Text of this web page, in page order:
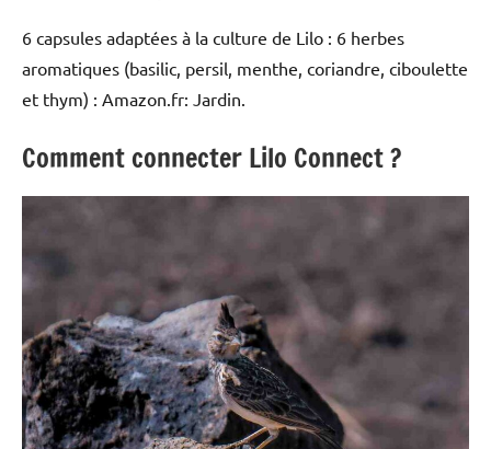
6 capsules adaptées à la culture de Lilo : 6 herbes
aromatiques (basilic, persil, menthe, coriandre, ciboulette
et thym) : Amazon.fr: Jardin.
Comment connecter Lilo Connect ?